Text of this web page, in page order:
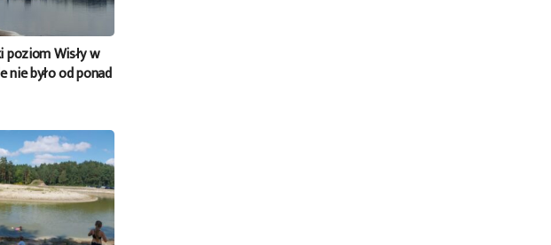
poziom Wisły w
nie było od ponad